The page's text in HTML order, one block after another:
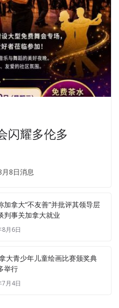
闪耀多伦多
月8日消息
加拿大“不友善”并批评其领导层
判事关加拿大就业
月6日
大青少年儿童绘画比赛颁奖典
举行
月4日